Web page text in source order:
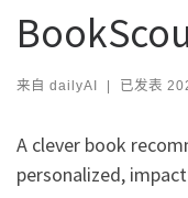
来自 dailyAI | 已发表
A clever book
personalized,